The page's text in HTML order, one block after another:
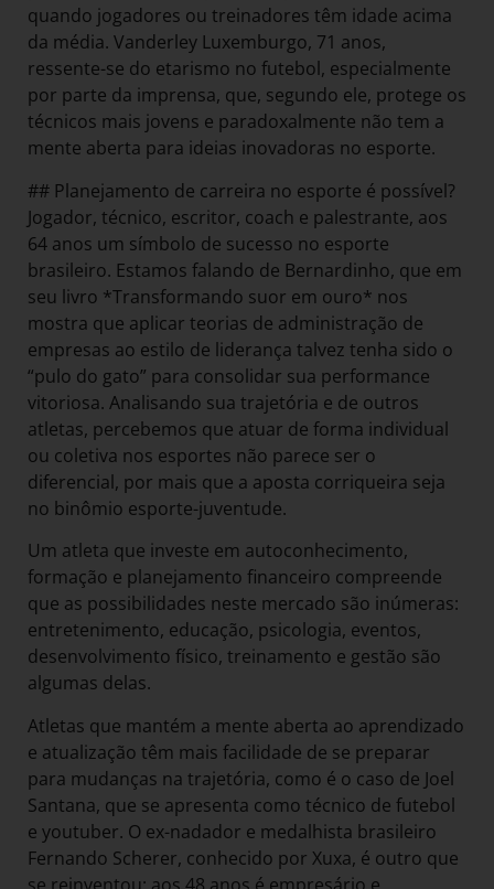
quando jogadores ou treinadores têm idade acima
da média. Vanderley Luxemburgo, 71 anos,
ressente-se do etarismo no futebol, especialmente
por parte da imprensa, que, segundo ele, protege os
técnicos mais jovens e paradoxalmente não tem a
mente aberta para ideias inovadoras no esporte.
## Planejamento de carreira no esporte é possível?
Jogador, técnico, escritor, coach e palestrante, aos
64 anos um símbolo de sucesso no esporte
brasileiro. Estamos falando de Bernardinho, que em
seu livro *Transformando suor em ouro* nos
mostra que aplicar teorias de administração de
empresas ao estilo de liderança talvez tenha sido o
“pulo do gato” para consolidar sua performance
vitoriosa. Analisando sua trajetória e de outros
atletas, percebemos que atuar de forma individual
ou coletiva nos esportes não parece ser o
diferencial, por mais que a aposta corriqueira seja
no binômio esporte-juventude.
Um atleta que investe em autoconhecimento,
formação e planejamento financeiro compreende
que as possibilidades neste mercado são inúmeras:
entretenimento, educação, psicologia, eventos,
desenvolvimento físico, treinamento e gestão são
algumas delas.
Atletas que mantém a mente aberta ao aprendizado
e atualização têm mais facilidade de se preparar
para mudanças na trajetória, como é o caso de Joel
Santana, que se apresenta como técnico de futebol
e youtuber. O ex-nadador e medalhista brasileiro
Fernando Scherer, conhecido por Xuxa, é outro que